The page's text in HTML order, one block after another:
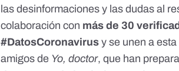
las desinformaciones y las dudas al
colaboración con más de 30
#DatosCoronavirus y se unen a
amigos de Yo, doctor, que han